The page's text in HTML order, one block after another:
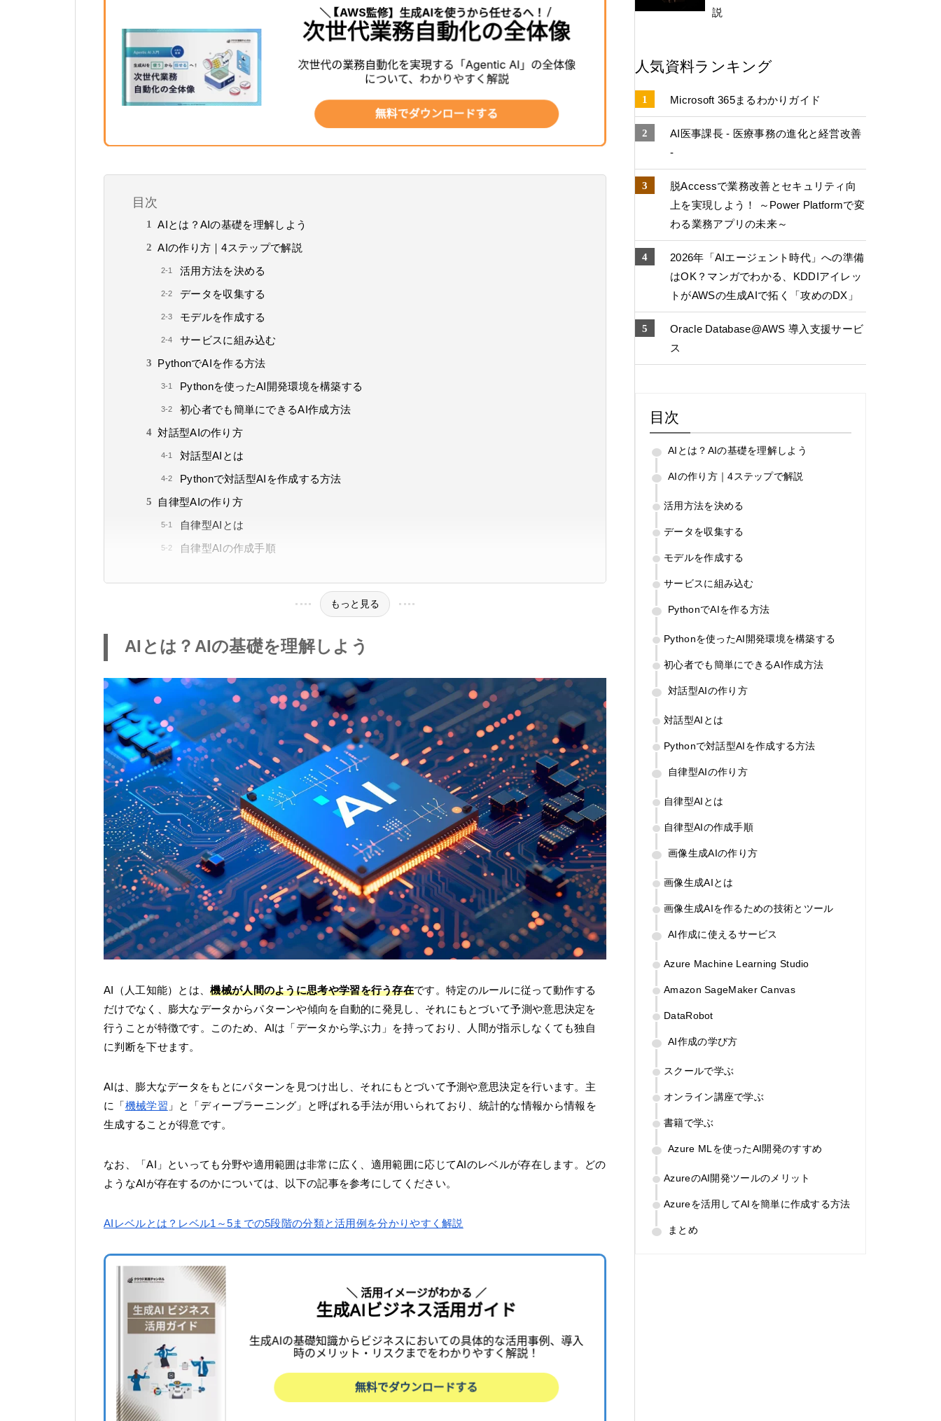
目次
AIとは？AIの基礎を理解しよう
AIの作り方｜4ステップで解説
活用方法を決める
データを収集する
モデルを作成する
サービスに組み込む
PythonでAIを作る方法
Pythonを使ったAI開発環境を構築する
初心者でも簡単にできるAI作成方法
対話型AIの作り方
対話型AIとは
Pythonで対話型AIを作成する方法
自律型AIの作り方
自律型AIとは
自律型AIの作成手順
もっと見る
AIとは？AIの基礎を理解しよう
AI（人工知能）とは、機械が人間のように思考や学習を行う存在です。特定のルールに従って動作する
だけでなく、膨大なデータからパターンや傾向を自動的に発見し、それにもとづいて予測や意思決定を
行うことが特徴です。このため、AIは「データから学ぶ力」を持っており、人間が指示しなくても独自
に判断を下せます。
AIは、膨大なデータをもとにパターンを見つけ出し、それにもとづいて予測や意思決定を行います。主
に「機械学習 」と「ディープラーニング」と呼ばれる手法が用いられており、統計的な情報から情報を
生成することが得意です。
なお、「AI」といっても分野や適用範囲は非常に広く、適用範囲に応じてAIのレベルが存在します。どの
ようなAIが存在するのかについては、以下の記事を参考にしてください。
AIレベルとは？レベル1～5までの5段階の分類と活用例を分かりやすく解説
説
人気資料ランキング
Microsoft 365まるわかりガイド
AI医事課長 - 医療事務の進化と経営改善
-
脱Accessで業務改善とセキュリティ向
上を実現しよう！ ～Power Platformで変
わる業務アプリの未来～
2026年「AIエージェント時代」への準備
はOK？マンガでわかる、KDDIアイレッ
トがAWSの生成AIで拓く「攻めのDX」
Oracle Database@AWS 導入支援サービ
ス
目次
AIとは？AIの基礎を理解しよう
AIの作り方｜4ステップで解説
活用方法を決める
データを収集する
モデルを作成する
サービスに組み込む
PythonでAIを作る方法
Pythonを使ったAI開発環境を構築する
初心者でも簡単にできるAI作成方法
対話型AIの作り方
対話型AIとは
Pythonで対話型AIを作成する方法
自律型AIの作り方
自律型AIとは
自律型AIの作成手順
画像生成AIの作り方
画像生成AIとは
画像生成AIを作るための技術とツール
AI作成に使えるサービス
Azure Machine Learning Studio
Amazon SageMaker Canvas
DataRobot
AI作成の学び方
スクールで学ぶ
オンライン講座で学ぶ
書籍で学ぶ
Azure MLを使ったAI開発のすすめ
AzureのAI開発ツールのメリット
Azureを活用してAIを簡単に作成する方法
まとめ